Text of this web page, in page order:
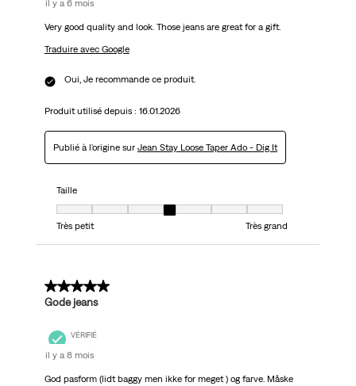
il y a 6 mois
Very good quality and look. Those jeans are great for a gift.
Traduire avec Google
Oui, Je recommande ce produit.
Produit utilisé depuis : 16.01.2026
Publié à l'origine sur Jean Stay Loose Taper Ado - Dig It
Taille
Taille, 4 sur 7, où 1 est égal à Très petit et 7 est égal à Très grand
Très petit
Très grand
5 sur 5 étoiles.
Gode jeans
VÉRIFIÉ
il y a 8 mois
God pasform (lidt baggy men ikke for meget ) og farve. Måske